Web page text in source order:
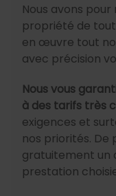
Nous avons
propriété de
en œuvre tout
avec précision
Nous vous
à des tarifs très
exigences et
nos priorités. De
gratuitement un
prestation